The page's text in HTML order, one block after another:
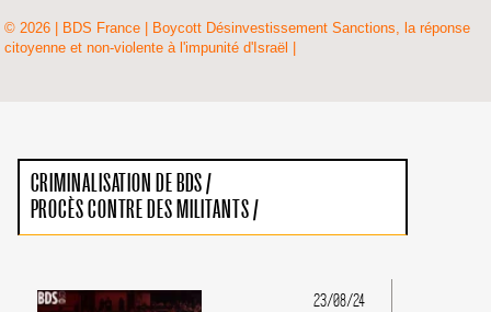
CRIMINALISATION DE BDS/
PROCÈS CONTRE DES MILITANTS/
23/08/24
© 2026 | BDS France | Boycott Désinvestissement Sanctions, la réponse
citoyenne et non-violente à l'impunité d'Israël |